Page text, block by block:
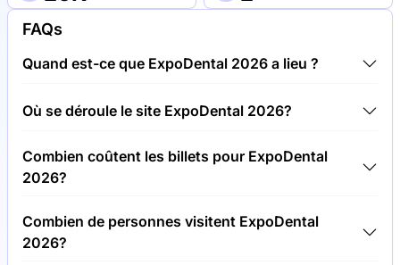
FAQs
Quand est-ce que ExpoDental 2026 a lieu ?
14.03.26.
Où se déroule le site ExpoDental 2026?
ExpoDental 2026 aura lieu à l'adresse Ifema Feria
de Madrid, Espagne.
Combien coûtent les billets pour ExpoDental
2026?
Les billets pour ExpoDental 2026 coûtent 50,00 €
par visiteur.
Combien de personnes visitent ExpoDental
2026?